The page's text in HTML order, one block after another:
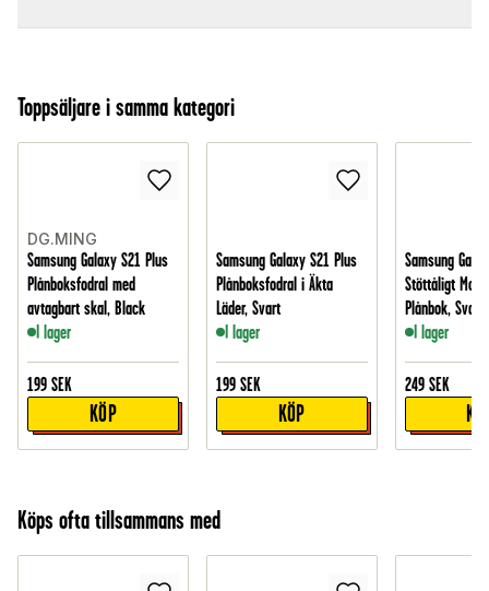
Toppsäljare i samma kategori
DG.MING
Samsung Galaxy S21 Plus
Plånboksfodral med
avtagbart skal, Black
I lager
199 SEK
KÖP
Samsung Galaxy S21 Plus
Plånboksfodral i Äkta
Läder, Svart
I lager
199 SEK
KÖP
Samsung
Stöttåligt
Plånbok, Svart
I lager
249 SEK
Köps ofta tillsammans med